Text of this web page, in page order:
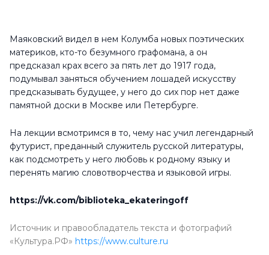
Маяковский видел в нем Колумба новых поэтических
материков, кто-то безумного графомана, а он
предсказал крах всего за пять лет до 1917 года,
подумывал заняться обучением лошадей искусству
предсказывать будущее, у него до сих пор нет даже
памятной доски в Москве или Петербурге.
На лекции всмотримся в то, чему нас учил легендарный
футурист, преданный служитель русской литературы,
как подсмотреть у него любовь к родному языку и
перенять магию словотворчества и языковой игры.
https://vk.com/biblioteka_ekateringoff
Источник и правообладатель текста и фотографий
«Культура.РФ» https://www.culture.ru